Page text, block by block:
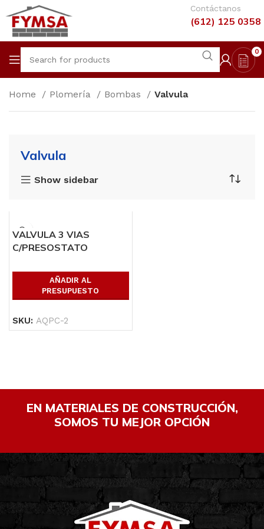
Contáctanos
(612) 125 0358
0
Home Plomería Bombas Valvula
Valvula
Show sidebar
VALVULA 3 VIAS
C/PRESOSTATO
AÑADIR AL
PRESUPUESTO
SKU: AQPC-2
EN MATERIALES DE CONSTRUCCIÓN,
SOMOS TU MEJOR OPCIÓN